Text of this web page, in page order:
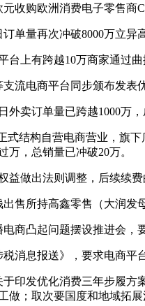
购欧洲消费电子零售商
量再次冲破8000万立异
上有跨越10万商家通过曲
电商平台同步颁布发表
订单量已跨越1000万，
构自营电商营业，旗下
，总销量已冲破20万。
做出法则调整，后续续费
所持高鑫零售（大润发
凸起问题摆设推进会，
息报送》，要求电商平
发优化消费三年步履方
；取次要国度和地域拓